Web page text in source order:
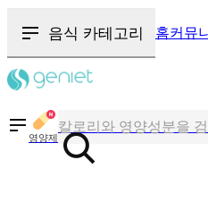
음식 카테고리 홈커뮤
영양제
칼로리와 영양성분을
혈당 · 다이어트 음식 검